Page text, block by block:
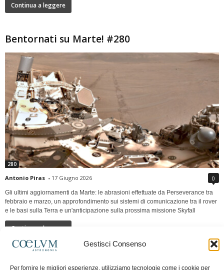
Gestisci Consenso
Per fornire le migliori esperienze, utilizziamo tecnologie come i cookie per
Continua a leggere
Bentornati su Marte! #280
280
Antonio Piras - 17 Giugno 2026 0
Gli ultimi aggiornamenti da Marte: le abrasioni effettuate da Perseverance tra
febbraio e marzo, un approfondimento sui sistemi di comunicazione tra il rover
e le basi sulla Terra e un'anticipazione sulla prossima missione Skyfall
Continua a leggere